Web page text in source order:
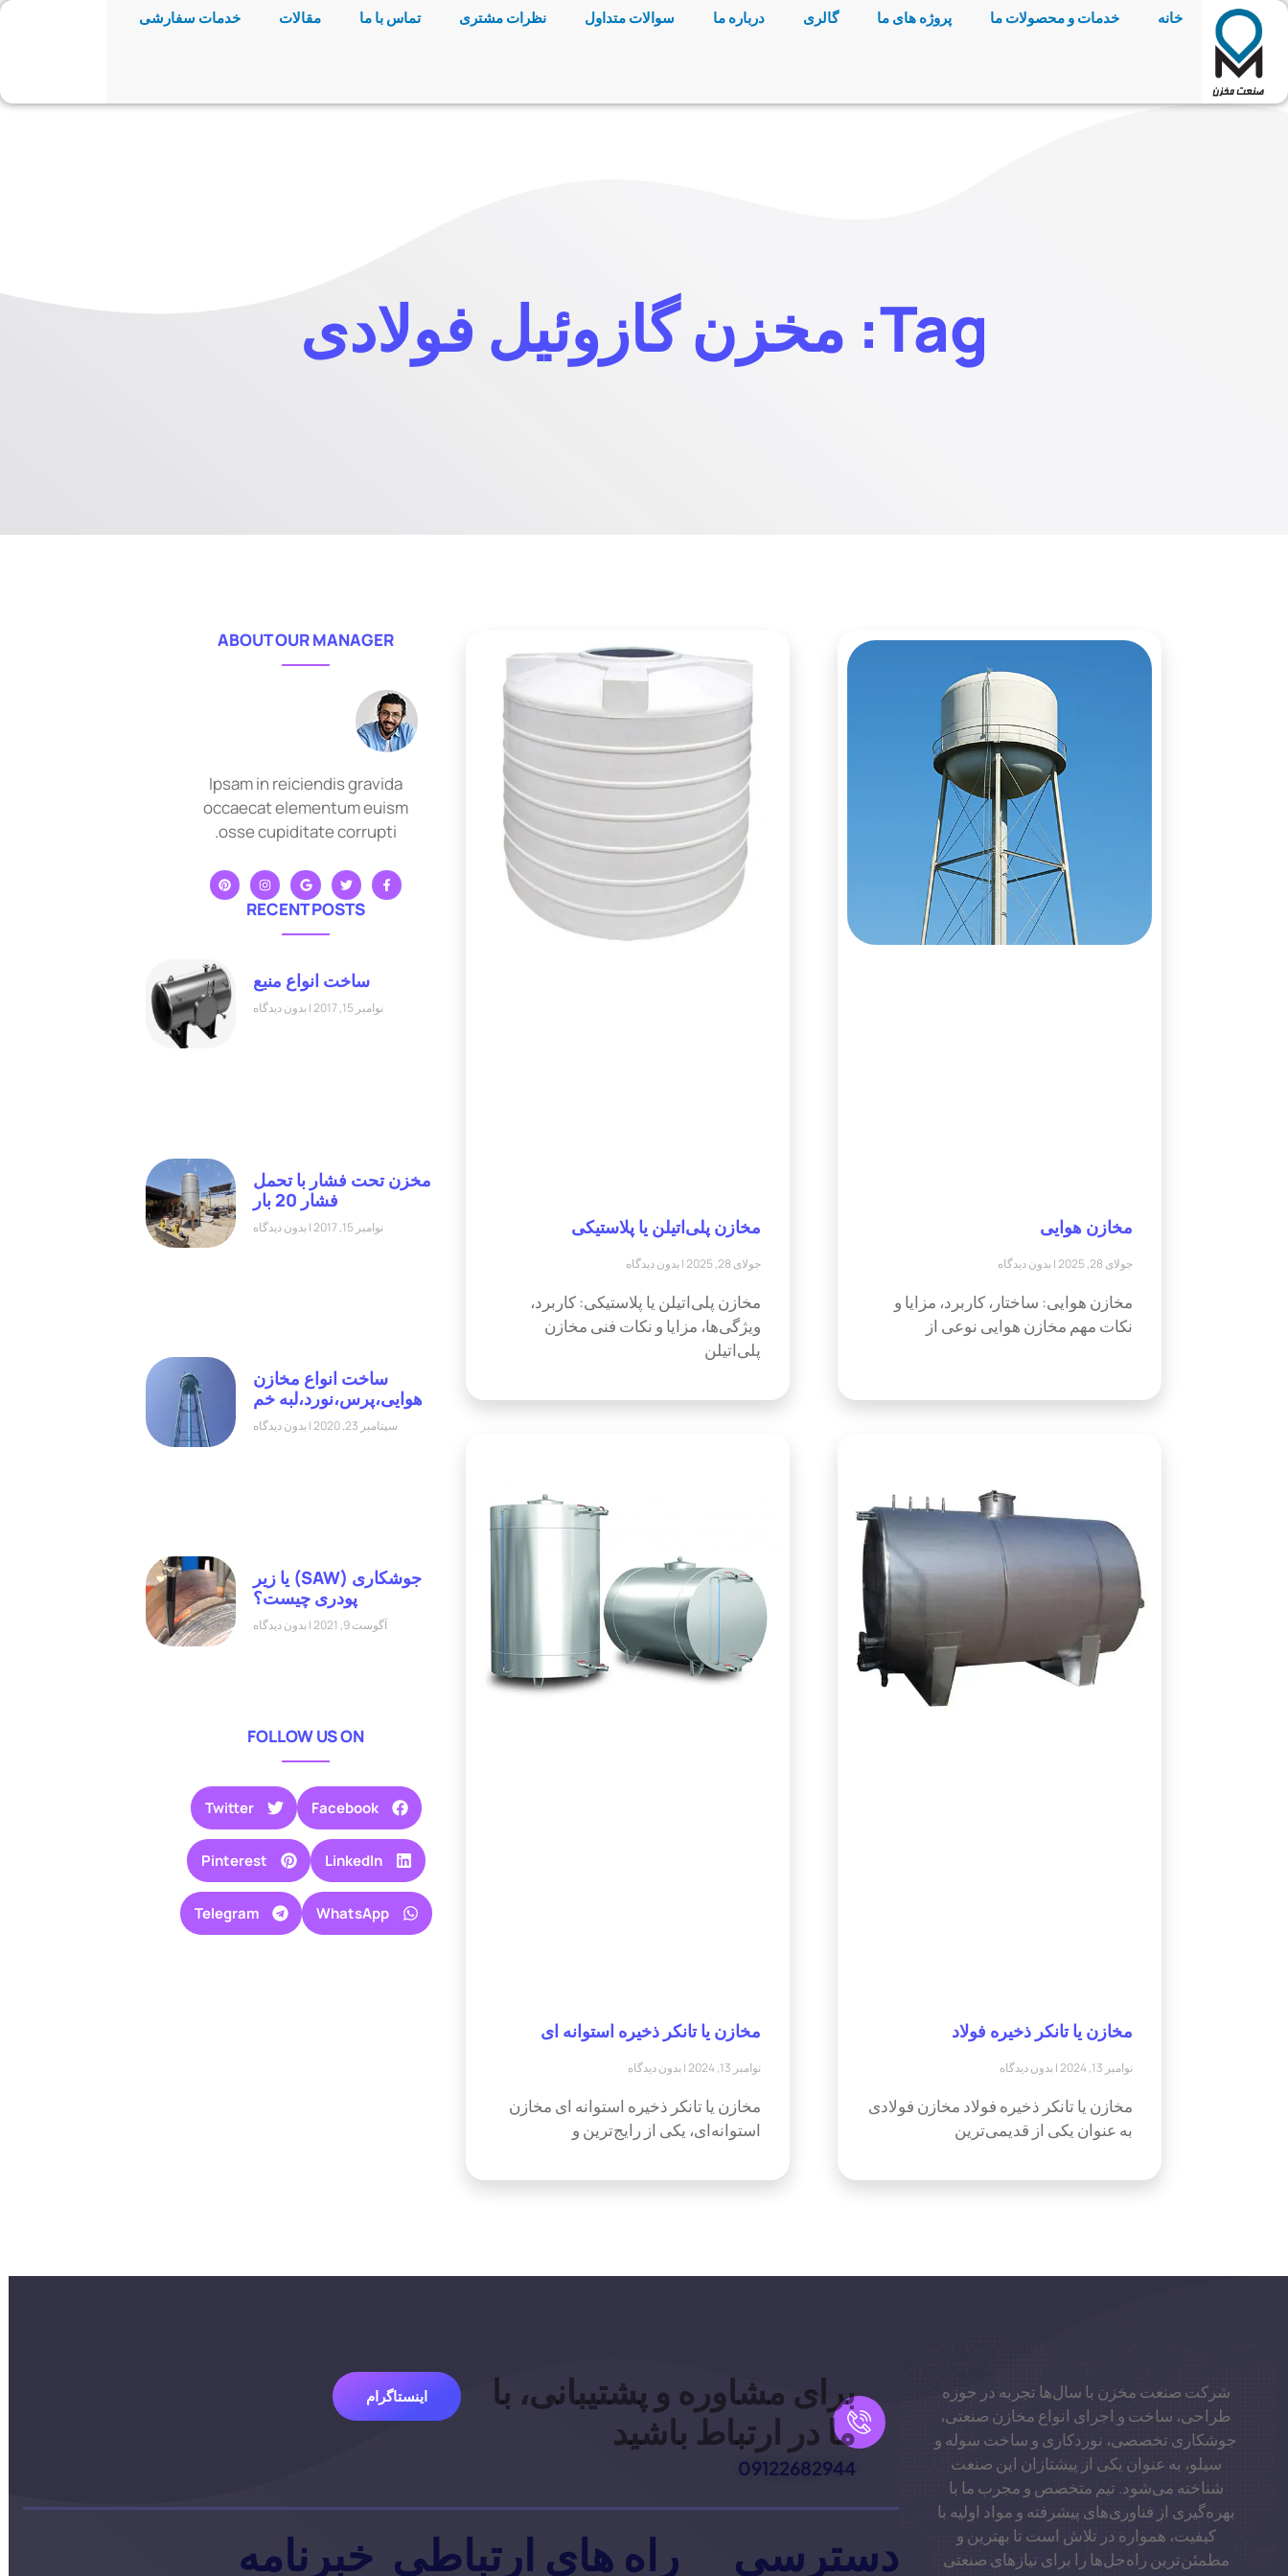
خانه خدمات و محصولات ما پروژه های ما گالری درباره ما سوالات متداول نظرات مشتری تماس با ما مقالات خدمات سفارشی
Tag: مخزن گازوئیل فولادی
مخازن هوایی
جولای 28, 2025 بدون دیدگاه
مخازن هوایی: ساختار، کاربرد، مزایا و
نکات مهم مخازن هوایی نوعی از
مخازن پلی‌اتیلن یا پلاستیکی
جولای 28, 2025 بدون دیدگاه
مخازن پلی‌اتیلن یا پلاستیکی: کاربرد،
ویژگی‌ها، مزایا و نکات فنی مخازن
پلی‌اتیلن
مخازن یا تانکر ذخیره فولاد
نوامبر 13, 2024 بدون دیدگاه
مخازن یا تانکر ذخیره فولاد مخازن فولادی
به عنوان یکی از قدیمی‌ترین
مخازن یا تانکر ذخیره استوانه ای
نوامبر 13, 2024 بدون دیدگاه
مخازن یا تانکر ذخیره استوانه ای مخازن
استوانه‌ای، یکی از رایج‌ترین و
ABOUT OUR MANAGER
Ipsam in reiciendis gravida
occaecat elementum euism
osse cupiditate corrupti.
RECENT POSTS
ساخت انواع منبع
نوامبر 15, 2017 بدون دیدگاه
مخزن تحت فشار با تحمل
فشار 20 بار
نوامبر 15, 2017 بدون دیدگاه
ساخت انواع مخازن
هوایی،پرس،نورد،لبه خم
سپتامبر 23, 2020 بدون دیدگاه
جوشکاری (SAW) یا زیر
پودری چیست؟
آگوست 9, 2021 بدون دیدگاه
FOLLOW US ON
Facebook
Twitter
LinkedIn
Pinterest
WhatsApp
Telegram
شرکت صنعت مخزن با سال‌ها تجربه در حوزه
طراحی، ساخت و اجرای انواع مخازن صنعتی،
جوشکاری تخصصی، نوردکاری و ساخت سوله و
سیلو، به عنوان یکی از پیشتازان این صنعت
شناخته می‌شود. تیم متخصص و مجرب ما با
بهره‌گیری از فناوری‌های پیشرفته و مواد اولیه با
کیفیت، همواره در تلاش است تا بهترین و
مطمئن‌ترین راه‌حل‌ها را برای نیازهای صنعتی
برای مشاوره و پشتیبانی، با
ما در ارتباط باشید
09122682944
اینستاگرام
دسترسی راه های ارتباطی خبرنامه